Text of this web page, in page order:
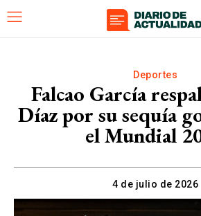
Deportes
Falcao García
Díaz por su sequía
el Mundial
4 de julio de 2026